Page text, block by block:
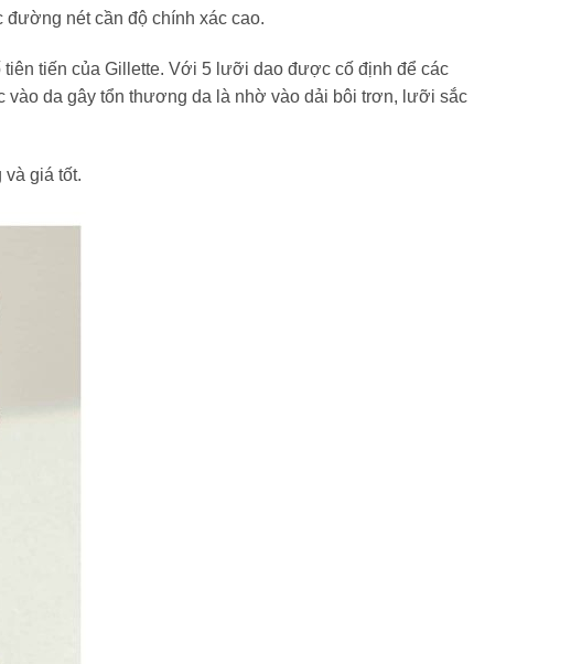
nét cần độ chính xác cao.
tiến của Gillette. Với 5 lưỡi dao được cố định để các
vào da gây tổn thương da là nhờ vào dải bôi trơn, lưỡi sắc
giá tốt.